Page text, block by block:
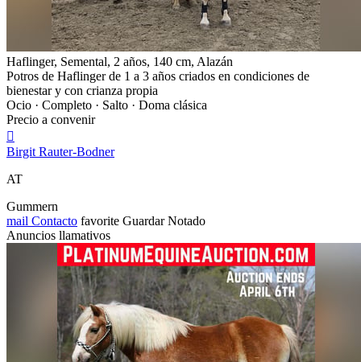
Haflinger, Semental, 2 años, 140 cm, Alazán
Potros de Haflinger de 1 a 3 años criados en condiciones de
bienestar y con crianza propia
Ocio · Completo · Salto · Doma clásica
Precio a convenir

Birgit Rauter-Bodner
AT
Gummern
mail Contacto favorite Guardar Notado
Anuncios llamativos